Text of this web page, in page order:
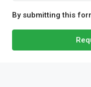
By submitting this